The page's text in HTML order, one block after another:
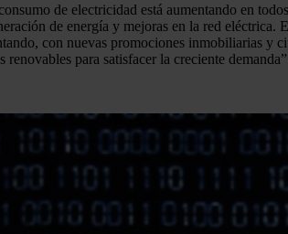
de electricidad está aumentando en
de energía y mejoras en la red
con nuevas promociones inmobiliarias y
renovables para satisfacer la creciente